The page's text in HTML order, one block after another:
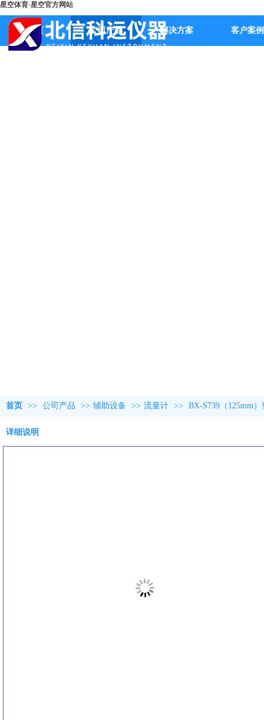
星空体育·星空官方网站
首页 公司产品 解决方案 客户案例
首页 >> 公司产品 >> 辅助设备 >> 流量计 >> BX-S739（125mm
详细说明